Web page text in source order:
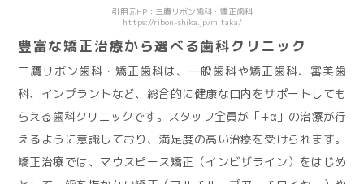
引用元HP：三鷹リボン歯科・矯正歯科
https://ribon-shika.jp/mitaka/
豊富な矯正治療から選べる歯科クリニック
三鷹リボン歯科・矯正歯科は、一般歯科や矯正歯科、審美歯
科、インプラントなど、総合的に健康な口内をサポートしても
らえる歯科クリニックです。スタッフ全員が「+α」の治療が行
えるように意識しており、満足度の高い治療を受けられます。
矯正治療では、マウスピース矯正（インビザライン）をはじめ